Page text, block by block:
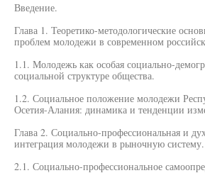
Введение.
Глава 1. Теоретико-методологические
проблем молодежи в современном
1.1. Молодежь как особая социально-
социальной структуре общества.
1.2. Социальное положение молодежи
Осетия-Алания: динамика и тенденции
Глава 2. Социально-профессиональная и
интеграция молодежи в рыночную систему.
2.1. Социально-профессиональное